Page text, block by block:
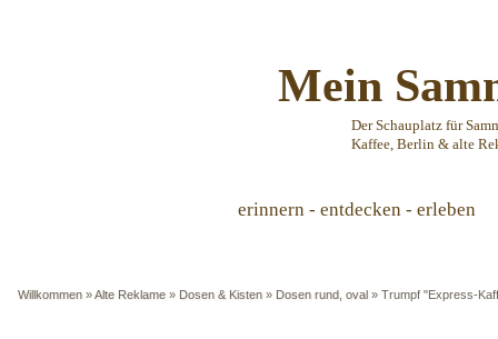
Mein
Der Schauplatz für
Kaffee, Berlin & alte
erinnern - entdecken - erleben
Willkommen »Alte Reklame » Dosen & Kisten » Dosen rund, oval » Trumpf "Express-